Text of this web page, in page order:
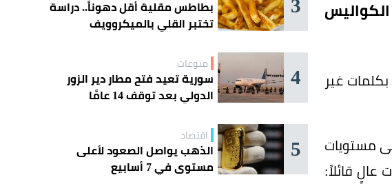
غير
مستويات
عالٍ قائلاً:
بطاطس مقلية أقل دهوناً.. دراسة
تختبر القلي بالميكروويف
4 منوعات
سورية تعيد فتح مطار دير الزور
الدولي بعد توقف 14 عامًا
5 اقتصاد
الذهب يواصل الصعود لأعلى
مستوى في 7 أسابيع